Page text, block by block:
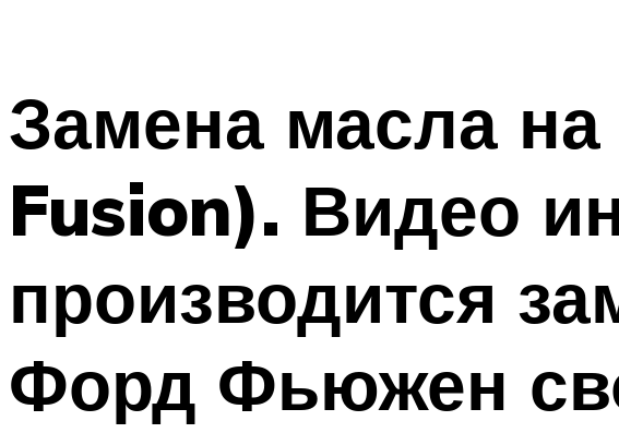
Замена масла
Fusion). Видео
производится
Форд Фьюжен